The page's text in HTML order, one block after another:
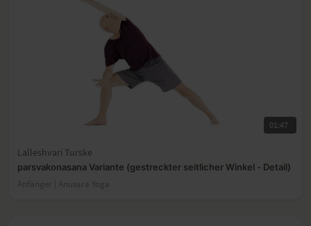
01:47
Lalleshvari Turske
parsvakonasana Variante (gestreckter seitlicher Winkel - Detail)
Anfänger | Anusara Yoga